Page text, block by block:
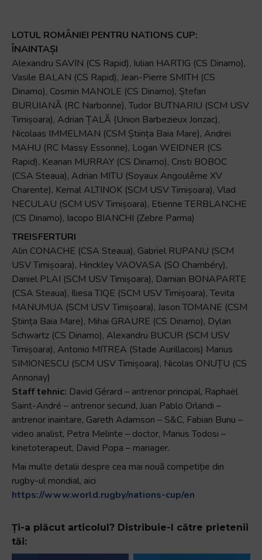
LOTUL ROMÂNIEI PENTRU NATIONS CUP:
ÎNAINTAȘI
Alexandru SAVIN (CS Rapid), Iulian HARTIG (CS Dinamo),
Vasile BALAN (CS Rapid), Jean-Pierre SMITH (CS
Dinamo), Cosmin MANOLE (CS Dinamo), Ștefan
BURUIANĂ (RC Narbonne), Tudor BUTNARIU (SCM USV
Timișoara), Adrian ȚALĂ (Union Barbezieux Jonzac),
Nicolaas IMMELMAN (CSM Știința Baia Mare), Andrei
MAHU (RC Massy Essonne), Logan WEIDNER (CS
Rapid), Keanan MURRAY (CS Dinamo), Cristi BOBOC
(CSA Steaua), Adrian MITU (Soyaux Angoulême XV
Charente), Kemal ALTINOK (SCM USV Timișoara), Vlad
NECULAU (SCM USV Timișoara), Etienne TERBLANCHE
(CS Dinamo), Iacopo BIANCHI (Zebre Parma)
TREISFERTURI
Alin CONACHE (CSA Steaua), Gabriel RUPANU (SCM
USV Timișoara), Hinckley VAOVASA (SO Chambéry),
Daniel PLAI (SCM USV Timișoara), Damian BONAPARTE
(CSA Steaua), Iliesa TIQE (SCM USV Timișoara), Tevita
MANUMUA (SCM USV Timișoara), Jason TOMANE (CSM
Știința Baia Mare), Mihai GRAURE (CS Dinamo), Dylan
Schwartz (CS Dinamo), Alexandru BUCUR (SCM USV
Timișoara), Antonio MITREA (Stade Aurillacois) Marius
SIMIONESCU (SCM USV Timișoara), Nicolas ONUȚU (CS
Annonay)
Staff tehnic: David Gérard – antrenor principal, Raphaël
Saint-André – antrenor secund, Juan Pablo Orlandi –
antrenor inaintare, Gareth Adamson – S&C, Fabian Bunu –
video analist, Petra Melinte – doctor, Marius Todosi –
kinetoterapeut, David Popa – manager.
Mai multe detalii despre cea mai nouă competiție din
rugby-ul mondial, aici
https://www.world.rugby/nations-cup/en
Ți-a plăcut articolul? Distribuie-l către prietenii
tăi: